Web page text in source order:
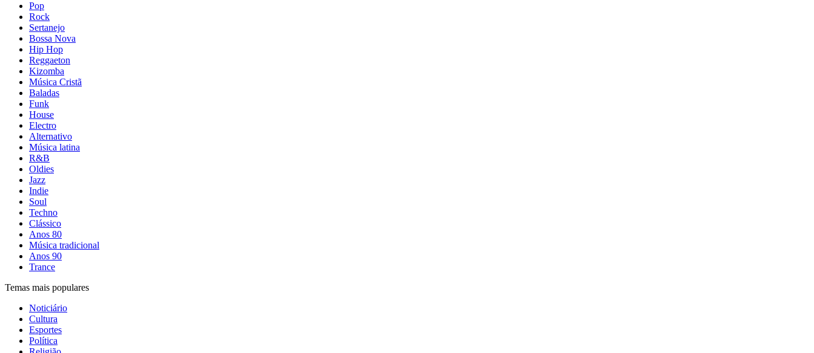
Pop
Rock
Sertanejo
Bossa Nova
Hip Hop
Reggaeton
Kizomba
Música Cristã
Baladas
Funk
House
Electro
Alternativo
Música latina
R&B
Oldies
Jazz
Indie
Soul
Techno
Clássico
Anos 80
Música tradicional
Anos 90
Trance
Temas mais populares
Noticiário
Cultura
Esportes
Política